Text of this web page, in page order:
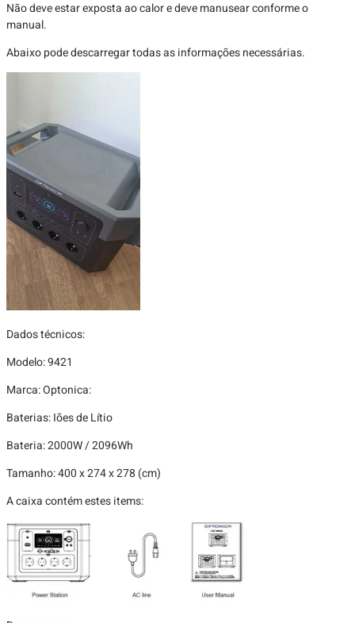
Não deve estar exposta ao calor e deve manusear conforme o
manual.
Abaixo pode descarregar todas as informações necessárias.
Dados técnicos:
Modelo: 9421
Marca: Optonica:
Baterias: Iões de Lítio
Bateria: 2000W / 2096Wh
Tamanho: 400 x 274 x 278 (cm)
A caixa contém estes items: